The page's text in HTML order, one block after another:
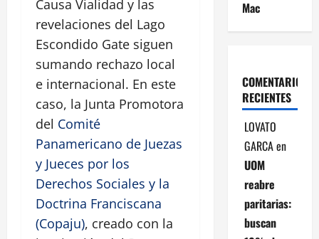
Causa Vialidad y las
revelaciones del Lago
Escondido Gate siguen
sumando rechazo local
e internacional. En este
caso, la Junta Promotora
del Comité
Panamericano de Juezas
y Jueces por los
Derechos Sociales y la
Doctrina Franciscana
(Copaju), creado con la
Mac
COMENTARIOS
RECIENTES
LOVATO
GARCAen
UOM
reabre
paritarias:
buscan